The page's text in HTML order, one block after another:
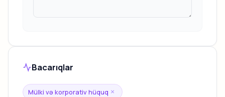
Bacarıqlar
Mülki və korporativ hüquq ×